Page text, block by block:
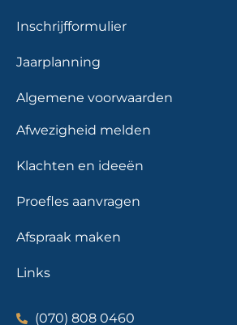
Inschrijfformulier
Jaarplanning
Algemene voorwaarden
Afwezigheid melden
Klachten en ideeën
Proefles aanvragen
Afspraak maken
Links
(070) 808 0460